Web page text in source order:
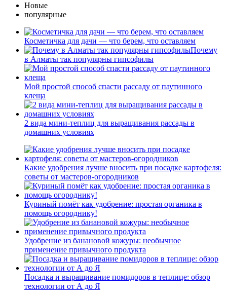
Новые
популярные
Косметичка для дачи — что берем, что оставляем
Почему
в Алматы так популярны гипсофилы
Мой простой способ спасти рассаду от паутинного
клеща
2 вида мини-теплиц для выращивания рассады в
домашних условиях
Какие удобрения лучше вносить при посадке картофеля:
советы от мастеров-огородников
Куриный помёт как удобрение: простая органика в
помощь огороднику!
Удобрение из банановой кожуры: необычное
применение привычного продукта
Посадка и выращивание помидоров в теплице: обзор
технологии от А до Я